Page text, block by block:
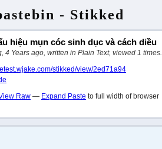
- Stikked
hiệu mụn cóc sinh dục và cách diều
4 Years ago, written in Plain Text, viewed 1 times.
stikked/view/2ed71a94
Raw — Expand Paste to full width of browser